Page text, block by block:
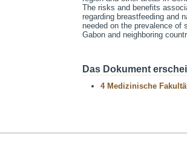
The risks and benefits
regarding breastfeeding and
needed on the prevalence of
Gabon and neighboring
Das Dokument
4 Medizinische